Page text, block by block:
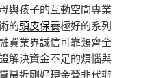
與孩子的互動空間專業
的頭皮保養極好的系列
資業界誠信可靠類齊全
解決資金不足的煩惱與
最近剛好現金營非代辦